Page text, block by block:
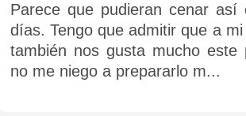
Parece que pudieran cenar así
días. Tengo que admitir que a
también nos gusta mucho este
no me niego a prepararlo m...